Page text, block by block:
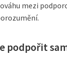
mezi
podpořit